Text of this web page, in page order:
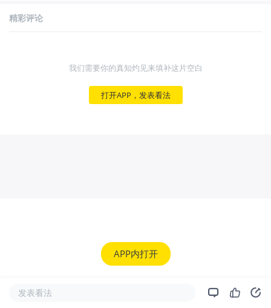
精彩评论
我们需要你的真知灼见来填补这片空白
打开APP，发表看法
APP内打开
发表看法